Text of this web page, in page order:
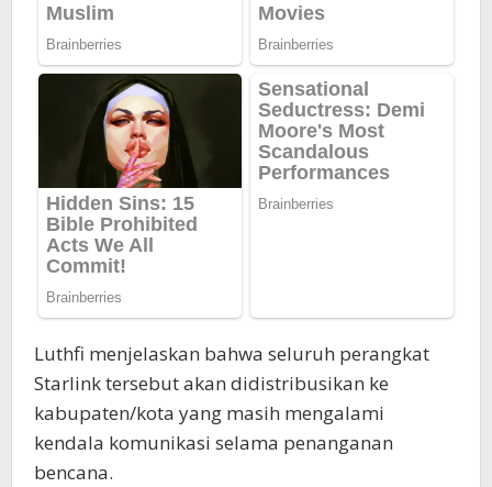
Luthfi menjelaskan bahwa seluruh perangkat
Starlink tersebut akan didistribusikan ke
kabupaten/kota yang masih mengalami
kendala komunikasi selama penanganan
bencana.